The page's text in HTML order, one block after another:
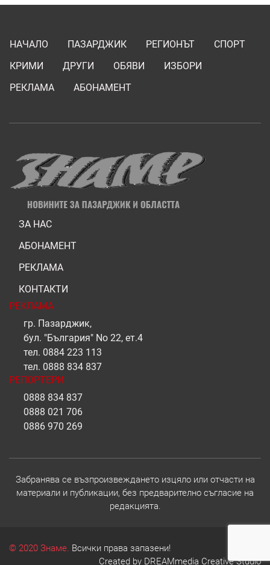
НАЧАЛО ПАЗАРДЖИК РЕГИОНЪТ
СПОРТ
КРИМИ
ДРУГИ ОБЯВИ
ИЗБОРИ
РЕКЛАМА
АБОНАМЕНТ
ЗА НАС
АБОНАМЕНТ
РЕКЛАМА
КОНТАКТИ
РЕКЛАМА
гр. Пазарджик,
бул. "България" No 22, ет.4
тел. 0884 223 113
тел. 0888 834 837
РЕПОРТЕРИ
0888 834 837
0888 021 706
0886 970 269
Забранява се възпроизвеждането изцяло или отчасти на
материали и публикации, без предварително съгласие на
редакцията.
© 2020 Знаме. Всички права запазени!
Created by DREAMmedia Creative Studio